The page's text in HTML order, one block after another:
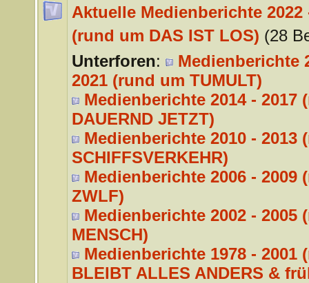
Aktuelle Medienberichte 2022
(rund um DAS IST LOS) (28
Unterforen:
Medienberichte
2021 (rund um TUMULT)
Medienberichte 2014 - 2017
DAUERND JETZT)
Medienberichte 2010 - 2013
SCHIFFSVERKEHR)
Medienberichte 2006 - 2009
ZWLF)
Medienberichte 2002 - 2005
MENSCH)
Medienberichte 1978 - 2001
BLEIBT ALLES ANDERS &